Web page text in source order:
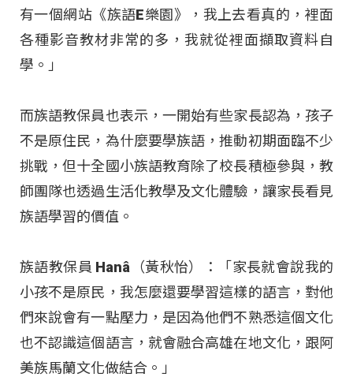
有一個網站《族語E樂園》，我上去看真的，裡面
各種影音教材非常的多，我就從裡面擷取資料自
學 。」
而族語教保員也表示，一開始有些家長認為，孩子
不是原住民，為什麼要學族語，推動初期面臨不少
挑戰，但十全國小族語教育除了校長積極參與，教
師團隊也透過生活化教學及文化體驗，讓家長看見
族語學習的價值 。
族語教保員 Hanâ（黃秋怡）：「家長就會說我的
小孩不是原民，我怎麼還要學習這樣的語言，對他
們來說會有一點壓力，是因為他們不熟悉這個文化
也不認識這個語言，就會融合高雄在地文化，跟阿
美族馬蘭文化做結合。」